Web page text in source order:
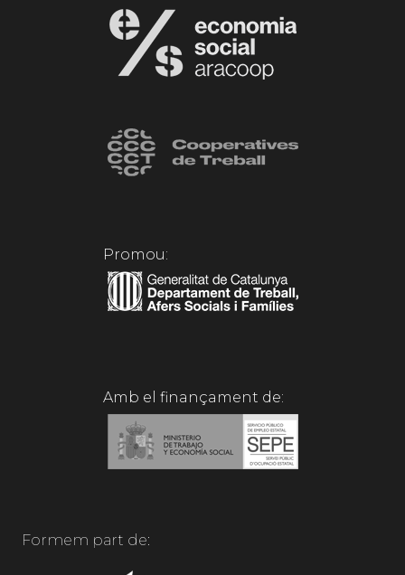
Promou:
Amb el finançament de:
Formem part de: